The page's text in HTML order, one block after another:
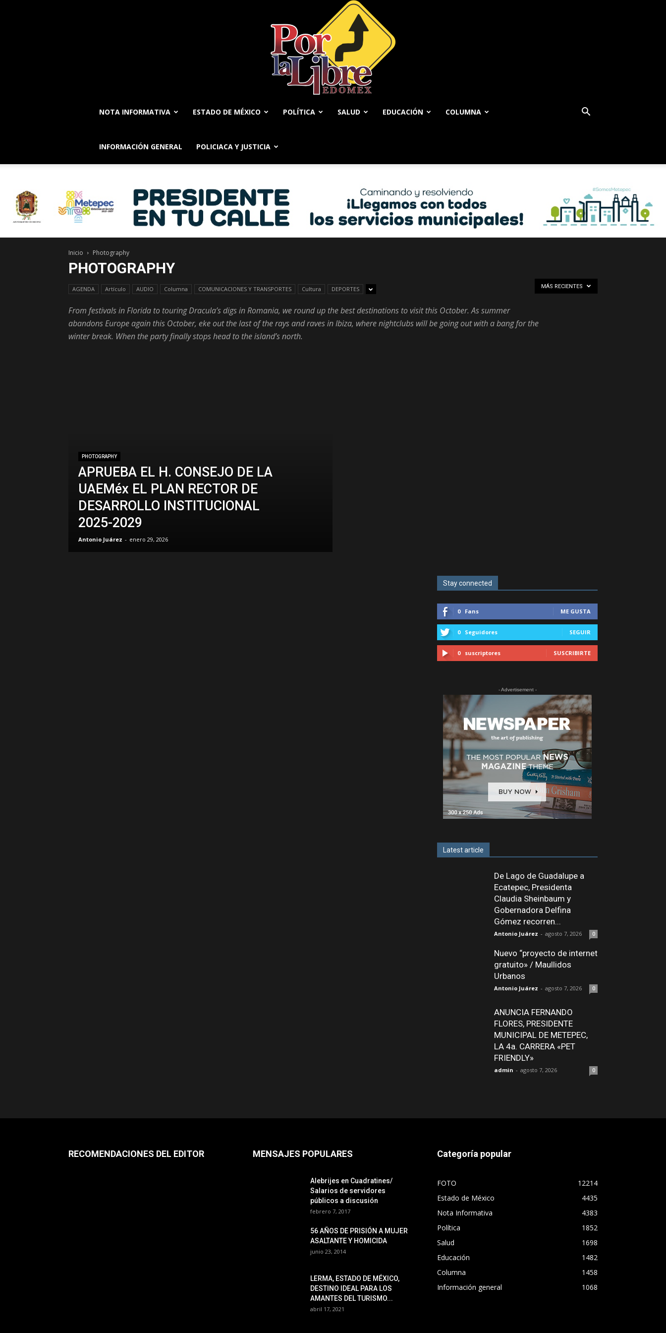
NOTA INFORMATIVA ESTADO DE MÉXICO POLÍTICA SALUD EDUCACIÓN COLUMNA
INFORMACIÓN GENERAL POLICIACA Y JUSTICIA
Inicio Photography
PHOTOGRAPHY
AGENDA Artículo AUDIO Columna COMUNICACIONES Y TRANSPORTES Cultura DEPORTES
From festivals in Florida to touring Dracula’s digs in Romania, we round up the best destinations to visit this October. As summer
abandons Europe again this October, eke out the last of the rays and raves in Ibiza, where nightclubs will be going out with a bang for the
winter break. When the party finally stops head to the island’s north.
MÁS RECIENTES
PHOTOGRAPHY
APRUEBA EL H. CONSEJO DE LA
UAEMéx EL PLAN RECTOR DE
DESARROLLO INSTITUCIONAL
2025-2029
Antonio Juárez - enero 29, 2026
Stay connected
0 Fans ME GUSTA
0 Seguidores SEGUIR
0 suscriptores SUSCRIBIRTE
- Advertisement -
Latest article
De Lago de Guadalupe a
Ecatepec, Presidenta
Claudia Sheinbaum y
Gobernadora Delfina
Gómez recorren...
Antonio Juárez - agosto 7, 2026 0
Nuevo “proyecto de internet
gratuito» / Maullidos
Urbanos
Antonio Juárez - agosto 7, 2026 0
ANUNCIA FERNANDO
FLORES, PRESIDENTE
MUNICIPAL DE METEPEC,
LA 4a. CARRERA «PET
FRIENDLY»
admin - agosto 7, 2026 0
RECOMENDACIONES DEL EDITOR MENSAJES POPULARES
Alebrijes en Cuadratines/
Salarios de servidores
públicos a discusión
febrero 7, 2017
56 AÑOS DE PRISIÓN A MUJER
ASALTANTE Y HOMICIDA
junio 23, 2014
LERMA, ESTADO DE MÉXICO,
DESTINO IDEAL PARA LOS
AMANTES DEL TURISMO...
abril 17, 2021
Categoría popular
FOTO
12214
Estado de México
4435
Nota Informativa
4383
Política
1852
Salud
1698
Educación
1482
Columna
1458
Información general
1068